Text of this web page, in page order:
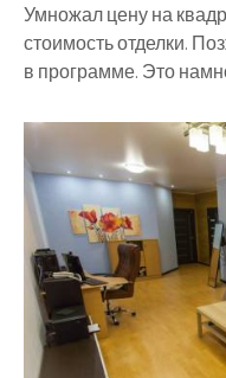
Умножал цену на
стоимость отделки.
в программе. Это